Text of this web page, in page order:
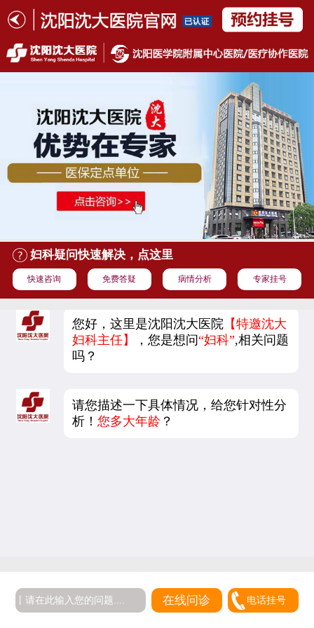
妇科疑问快速解决，点这里
快速咨询 免费答疑 病情分析 专家挂号
您好，这里是沈阳沈大医院 【特邀沈大
妇科主任】
，您是想问“妇科”,相关问题
吗？
请您描述一下具体情况，给您针对性分
析！您多大年龄 ？
在线问诊 电话挂号
5